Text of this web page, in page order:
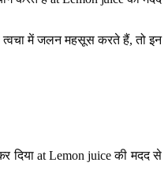
में जलन महसूस करते हैं, तो इन
दिया at Lemon juice की मदद से